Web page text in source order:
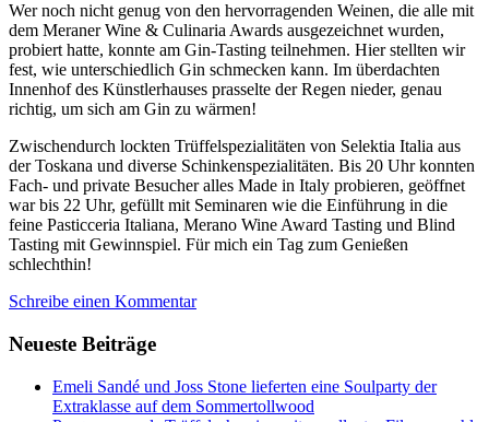
Wer noch nicht genug von den hervorragenden Weinen, die alle mit
dem Meraner Wine & Culinaria Awards ausgezeichnet wurden,
probiert hatte, konnte am Gin-Tasting teilnehmen. Hier stellten wir
fest, wie unterschiedlich Gin schmecken kann. Im überdachten
Innenhof des Künstlerhauses prasselte der Regen nieder, genau
richtig, um sich am Gin zu wärmen!
Zwischendurch lockten Trüffelspezialitäten von Selektia Italia aus
der Toskana und diverse Schinkenspezialitäten. Bis 20 Uhr konnten
Fach- und private Besucher alles Made in Italy probieren, geöffnet
war bis 22 Uhr, gefüllt mit Seminaren wie die Einführung in die
feine Pasticceria Italiana, Merano Wine Award Tasting und Blind
Tasting mit Gewinnspiel. Für mich ein Tag zum Genießen
schlechthin!
Schreibe einen Kommentar
Neueste Beiträge
Emeli Sandé und Joss Stone lieferten eine Soulparty der
Extraklasse auf dem Sommertollwood